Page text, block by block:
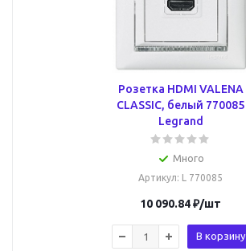
Розетка HDMI VALENA
CLASSIC, белый 770085
Legrand
Много
Артикул: L 770085
10 090.84₽/шт
В корзину